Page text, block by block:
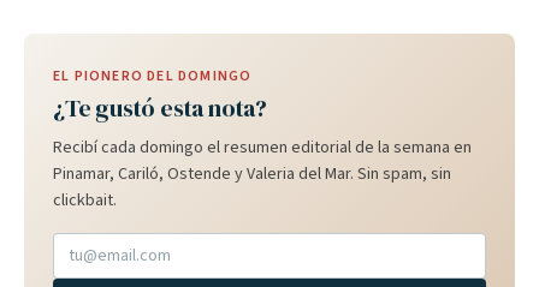
EL PIONERO DEL DOMINGO
¿Te gustó esta nota?
Recibí cada domingo el resumen editorial de la semana en
Pinamar, Cariló, Ostende y Valeria del Mar. Sin spam, sin
clickbait.